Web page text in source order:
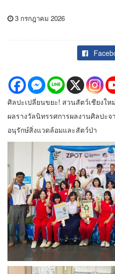
3 กรกฎาคม 2026
ศิลปะเปลี่ยนขยะ! สวนสัตว์เชียงใ
ผลรางวัลนิทรรศการผลงานศิลปะ
อนุรักษ์สิ่งแวดล้อมและสัตว์ป่า